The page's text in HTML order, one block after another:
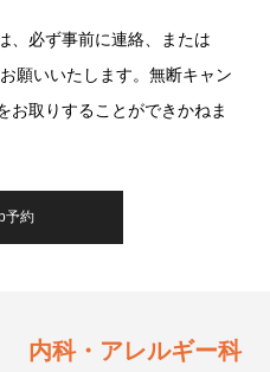
、必ず事前に連絡、または
願いいたします。無断キャン
お取りすることができかねま
予約
内科・アレルギー科